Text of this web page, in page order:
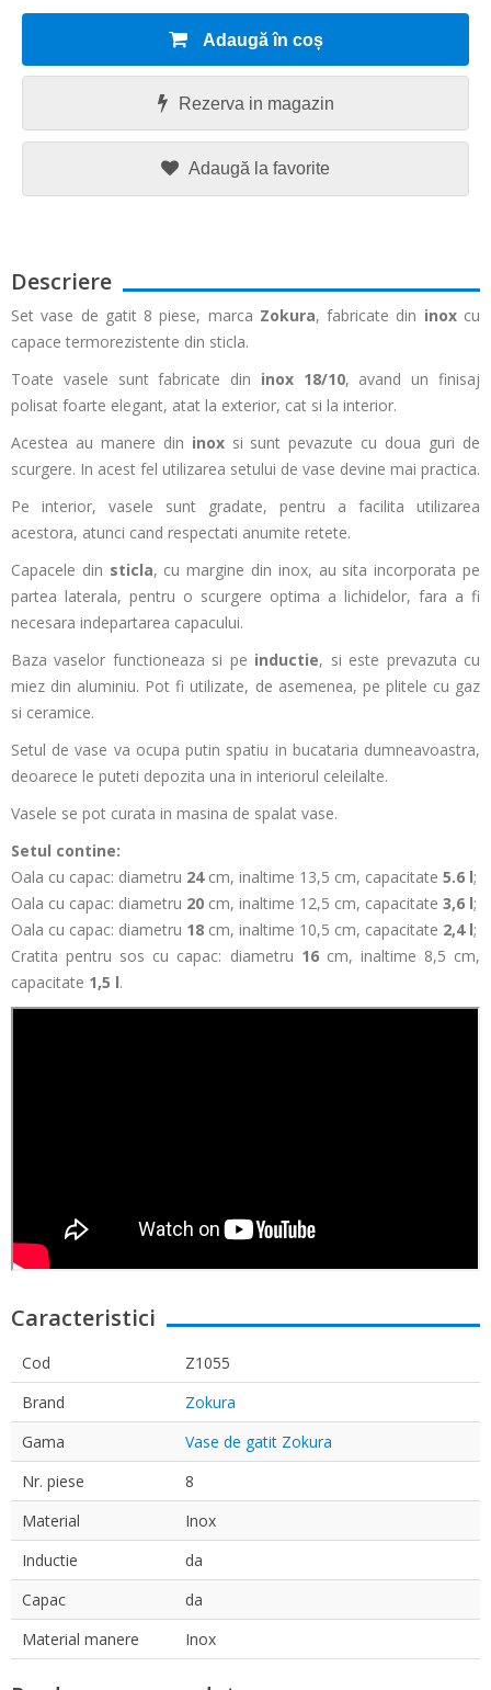
Adaugă în coș
Rezerva in magazin
Adaugă la favorite
Descriere
Set vase de gatit 8 piese, marca Zokura, fabricate din inoxcu
capace termorezistente din sticla.
Toate vasele sunt fabricate din inox 18/10, avand un finisaj
polisat foarte elegant, atat la exterior, cat si la interior.
Acestea au manere din inoxsi sunt pevazute cu doua guri de
scurgere. In acest fel utilizarea setului de vase devine mai practica.
Pe interior, vasele sunt gradate, pentru a facilita utilizarea
acestora, atunci cand respectati anumite retete.
Capacele din sticla, cu margine din inox, au sita incorporata pe
partea laterala, pentru o scurgere optima a lichidelor, fara a fi
necesara indepartarea capacului.
Baza vaselor functioneaza si pe inductie, si este prevazuta cu
miez din aluminiu. Pot fi utilizate, de asemenea, pe plitele cu gaz
si ceramice.
Setul de vase va ocupa putin spatiu in bucataria dumneavoastra,
deoarece le puteti depozita una in interiorul celeilalte.
Vasele se pot curata in masina de spalat vase.
Setul contine:
Oala cu capac: diametru 24 cm, inaltime 13,5 cm, capacitate 5.6 l;
Oala cu capac: diametru 20 cm, inaltime 12,5 cm, capacitate 3,6 l;
Oala cu capac: diametru 18 cm, inaltime 10,5 cm, capacitate 2,4 l;
Cratita pentru sos cu capac: diametru 16cm, inaltime 8,5 cm,
capacitate 1,5 l.
Caracteristici
Cod
Z1055
Brand
Zokura
Gama
Vase de gatit Zokura
Nr. piese
8
Material
Inox
Inductie
da
Capac
da
Material manere
Inox